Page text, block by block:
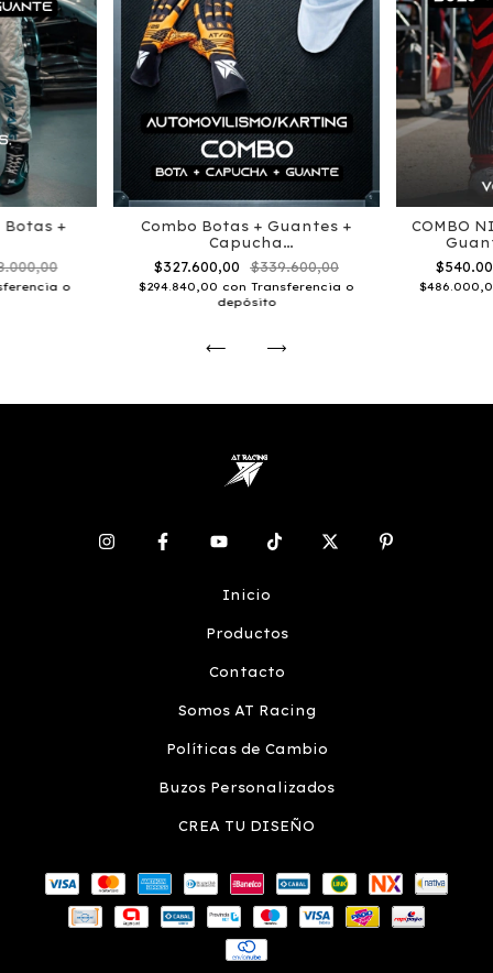
Botas +
o
Combo Botas + Guantes +
Capucha
Automovilismo/karting
$327.600,00 $339.600,00
$294.840,00 con Transferencia o
depósito
COMBO
Inicio
Productos
Contacto
Somos AT Racing
Políticas de Cambio
Buzos Personalizados
CREA TU DISEÑO